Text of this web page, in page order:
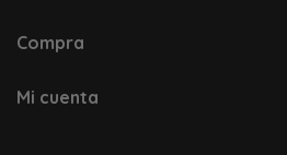
Compra
Mi cuenta